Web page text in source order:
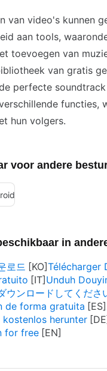
van video's kunnen
aan tools,
toevoegen van
van gratis
perfecte
functies,
hun volgers.
voor andere
in
로드
Télécharger
Unduh
ウンロードしてくださ
de forma gratuita
kostenlos herunter
for free